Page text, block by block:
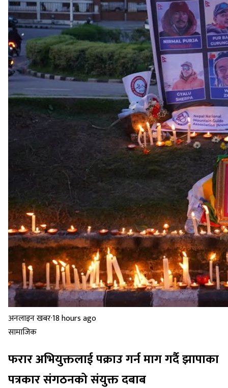
अनलाइन खबर·18 hours ago
सामाजिक
फरार अभियुक्तलाई पक्राउ गर्न माग गर्दै झापाका
पत्रकार संगठनको संयुक्त दबाब